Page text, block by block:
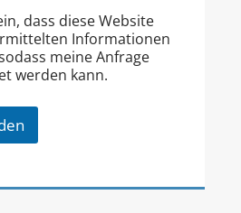
dass diese Website
Informationen
meine Anfrage
werden kann.